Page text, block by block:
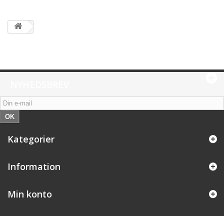
OK
Kategorier
Information
Min konto